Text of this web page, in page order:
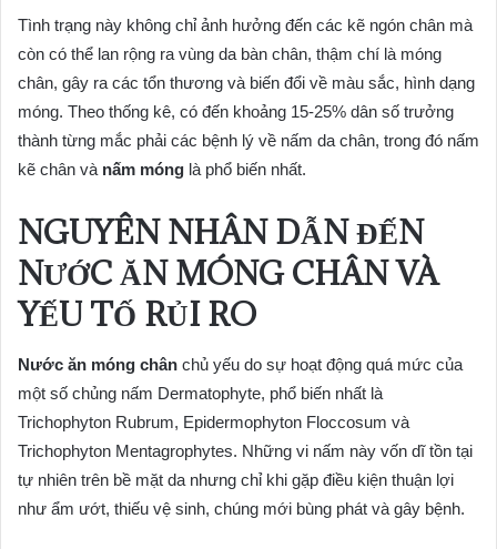
Tình trạng này không chỉ ảnh hưởng đến các kẽ ngón chân mà
còn có thể lan rộng ra vùng da bàn chân, thậm chí là móng
chân, gây ra các tổn thương và biến đổi về màu sắc, hình dạng
móng. Theo thống kê, có đến khoảng 15-25% dân số trưởng
thành từng mắc phải các bệnh lý về nấm da chân, trong đó nấm
kẽ chân và nấm móng là phổ biến nhất.
NGUYÊN NHÂN DẪN ĐẾN
NƯỚC ĂN MÓNG CHÂNVÀ
YẾU TỐ RỦI RO
Nước ăn móng chân chủ yếu do sự hoạt động quá mức của
một số chủng nấm Dermatophyte, phổ biến nhất là
Trichophyton Rubrum, Epidermophyton Floccosum và
Trichophyton Mentagrophytes. Những vi nấm này vốn dĩ tồn tại
tự nhiên trên bề mặt da nhưng chỉ khi gặp điều kiện thuận lợi
như ẩm ướt, thiếu vệ sinh, chúng mới bùng phát và gây bệnh.